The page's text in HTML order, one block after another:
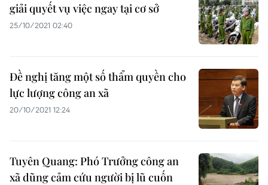
giải quyết vụ việc ngay tại cơ sở
25/10/2021 02:40
Đề nghị tăng một số thẩm quyền cho
lực lượng công an xã
20/10/2021 12:24
Tuyên Quang: Phó Trưởng công an
xã dũng cảm cứu người bị lũ cuốn